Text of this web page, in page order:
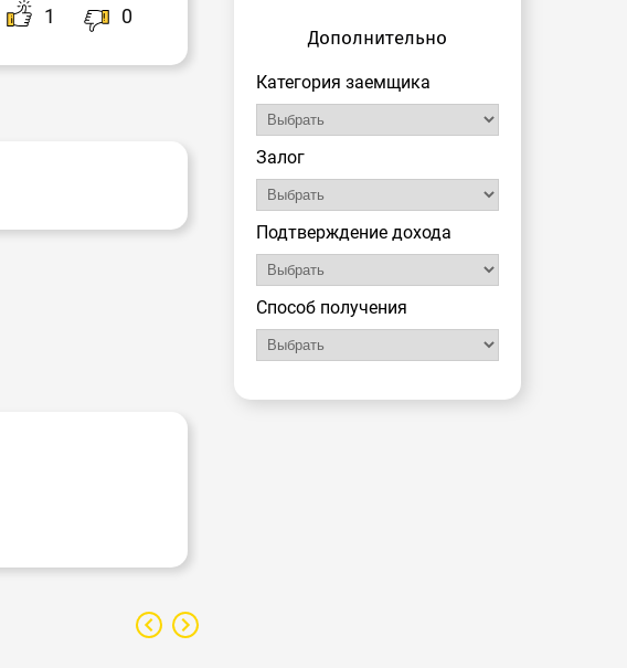
1 0
Дополнительно
Категория заемщика
Залог
Подтверждение дохода
Способ получения